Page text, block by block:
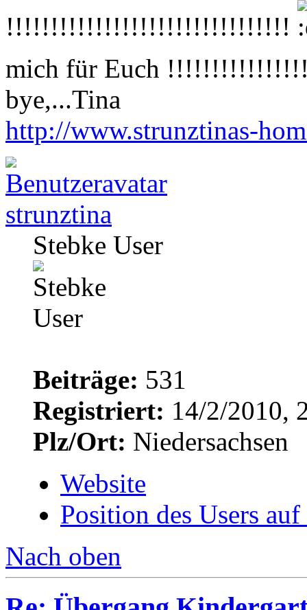
!!!!!!!!!!!!!!!!!!!!!!!!!!!!!!!!
mich für Euch
bye,...Tina
http://www.strunztinas-
strunztina
Stebke User
Beiträge: 531
Registriert: 14/2/2010,
Plz/Ort: Niedersachsen
Website
Position des Users
Nach oben